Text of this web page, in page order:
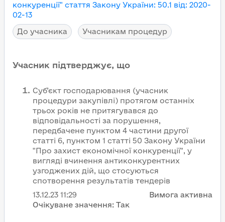
конкуренції" стаття Закону України: 50.1 від: 2020-
02-13
До учасника
Учасникам процедур
Учасник підтверджує, що
Суб’єкт господарювання (учасник
процедури закупівлі) протягом останніх
трьох років не притягувався до
відповідальності за порушення,
передбачене пунктом 4 частини другої
статті 6, пунктом 1 статті 50 Закону України
"Про захист економічної конкуренції", у
вигляді вчинення антиконкурентних
узгоджених дій, що стосуються
спотворення результатів тендерів
13.12.23 11:29
Вимога активна
Очікуване значення: Так